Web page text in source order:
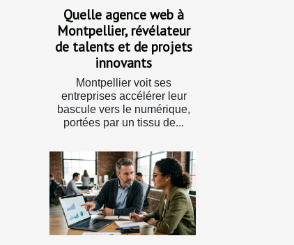
Quelle agence web à
Montpellier, révélateur
de talents et de projets
innovants
Montpellier voit ses
entreprises accélérer leur
bascule vers le numérique,
portées par un tissu de...